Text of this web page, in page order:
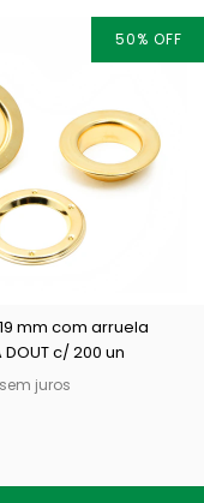
50% OFF
mm com arruela
DOUT c/ 200 un
sem juros